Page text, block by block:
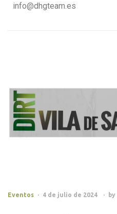
info@dhgteam.es
Eventos 4 de julio de 2024 by